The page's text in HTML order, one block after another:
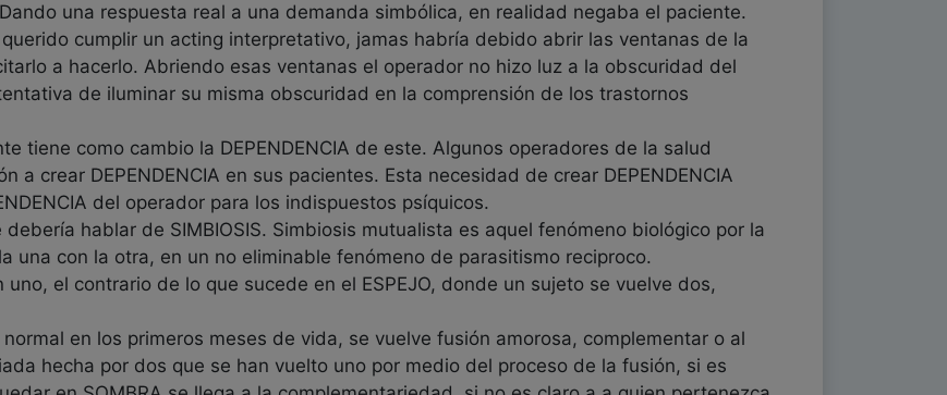
una respuesta real a una demanda simbólica, en realidad negaba el paciente.
cumplir un acting interpretativo, jamas habría debido abrir las ventanas de la
a hacerlo. Abriendo esas ventanas el operador no hizo luz a la obscuridad del
de iluminar su misma obscuridad en la comprensión de los trastornos
tiene como cambio la DEPENDENCIA de este. Algunos operadores de la salud
a crear DEPENDENCIA en sus pacientes. Esta necesidad de crear DEPENDENCIA
del operador para los indispuestos psíquicos.
debería hablar de SIMBIOSIS. Simbiosis mutualista es aquel fenómeno biológico por la
una con la otra, en un no eliminable fenómeno de parasitismo reciproco.
uno, el contrario de lo que sucede en el ESPEJO, donde un sujeto se vuelve dos,
en los primeros meses de vida, se vuelve fusión amorosa, complementar o al
hecha por dos que se han vuelto uno por medio del proceso de la fusión, si es